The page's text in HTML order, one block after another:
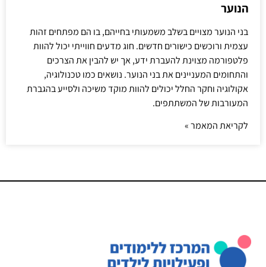
הנוער
בני הנוער מצויים בשלב משמעותי בחייהם, בו הם מפתחים זהות
עצמית ורוכשים כישורים חדשים. חוג מדעים חווייתי יכול להוות
פלטפורמה מצוינת להעברת ידע, אך יש להבין את הצרכים
והתחומים המעניינים את בני הנוער. נושאים כמו טכנולוגיה,
אקולוגיה וחקר החלל יכולים להוות מוקד משיכה ולסייע בהגברת
המעורבות של המשתתפים.
לקריאת המאמר »